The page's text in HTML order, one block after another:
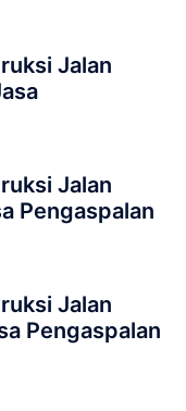
Jalan
Jalan
Pengaspalan
Jalan
Pengaspalan